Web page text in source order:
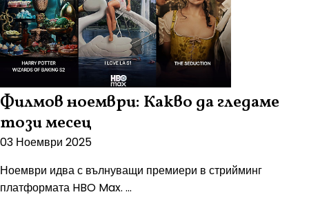
Филмов ноември: Какво да гледаме
този месец
03 Ноември 2025
Ноември идва с вълнуващи премиери в стрийминг
платформата HBO Max. ...